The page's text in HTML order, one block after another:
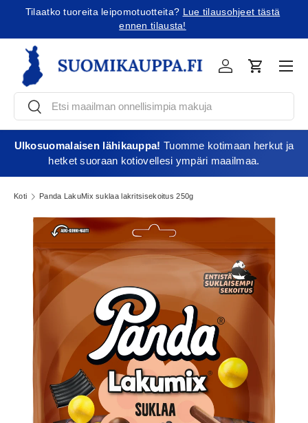
Tilaatko Yhdysvaltoihin? Tutustu uusiin tullikäytäntöihin!
EtsiEtsi
KirjauduOstoskori
Ulkosuomalaisen lähikauppa! Tuomme kotimaan herkut ja
hetket suoraan kotiovellesi ympäri maailmaa.
Koti Panda LakuMix suklaa lakritsisekoitus 250g